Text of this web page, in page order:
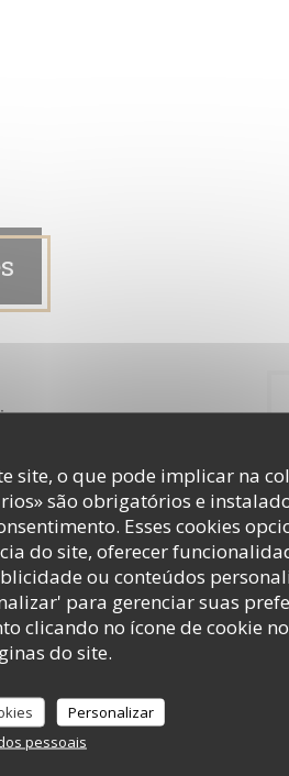
site, o que pode implicar na
são obrigatórios e
Esses cookies
do site, oferecer
ou conteúdos
para gerenciar suas
clicando no ícone de cookie
do site.
Personalizar
pessoais
: 5/5menu: 5/5quality_price:5/5
:5/5menu:5/5quality_price